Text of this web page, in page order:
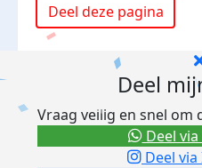
Deel deze pagina
Deel
Vraag veilig en snel om
Deel
Deel via